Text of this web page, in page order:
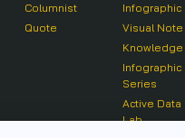
Columnist
Quote
Infographic
Visual Note
Knowledge
Infographic
Series
Active Data
Lab